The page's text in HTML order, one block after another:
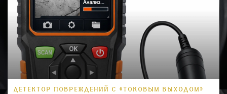
ДЕТЕКТОР ПОВРЕЖДЕНИЙ С «ТОКОВЫМ ВЫХОДОМ»